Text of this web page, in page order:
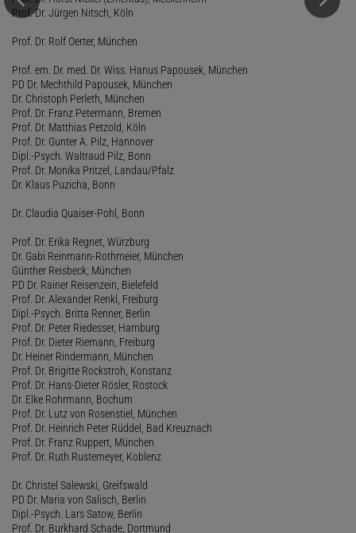
Prof. Dr. Jürgen Nitsch, Köln
Prof. Dr. Rolf Oerter, München
Prof. em. Dr. med. Dr. Wiss. Hanus Papousek, München
PD Dr. Mechthild Papousek, München
Dr. Christoph Perleth, München
Prof. Dr. Franz Petermann, Bremen
Prof. Dr. Matthias Petzold, Köln
Prof. Dr. Gunter A. Pilz, Hannover
Dipl.-Psych. Waltraud Pilz, Bonn
Prof. Dr. Monika Pritzel, Landau/Pfalz
Dr. Klaus Puzicha, Bonn
Dr. Claudia Quaiser-Pohl, Bonn
Prof. Dr. Erika Regnet, Würzburg
Dr. Gabi Reinmann-Rothmeier, München
Günther Reisbeck, München
PD Dr. Rainer Reisenzein, Bielefeld
Prof. Dr. Alexander Renkl, Freiburg
Dipl.-Psych. Britta Renner, Berlin
Prof. Dr. Peter Riedesser, Hamburg
Prof. Dr. Dieter Riemann, Freiburg
Dr. Heiner Rindermann, München
Prof. Dr. Brigitte Rockstroh, Konstanz
Prof. Dr. Hans-Dieter Rösler, Rostock
Dr. Elke Rohrmann, Bochum
Prof. Dr. Lutz von Rosenstiel, München
Prof. Dr. Heinrich Peter Rüddel, Bad Kreuznach
Prof. Dr. Franz Ruppert, München
Prof. Dr. Ruth Rustemeyer, Koblenz
Dr. Christel Salewski, Greifswald
PD Dr. Maria von Salisch, Berlin
Dipl.-Psych. Lars Satow, Berlin
Prof. Dr. Burkhard Schade, Dortmund